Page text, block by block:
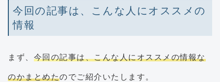
今回の記事は、こんな人にオススメの
情報
まず、 今回の記事は、こんな人にオススメの情報な
のかまとめたのでご紹介いたします。